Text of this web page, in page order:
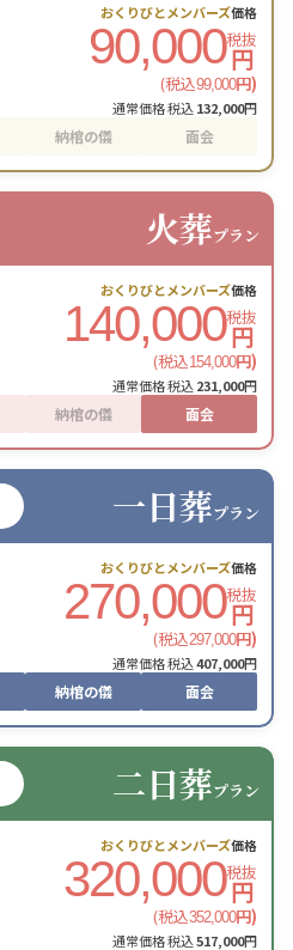
おくりびとメンバーズ価格
90,000税抜
円
(税込99,000円)
通常価格 税込132,000円
納棺の儀 面会
火葬プラン
おくりびとメンバーズ価格
140,000税抜
円
(税込154,000円)
通常価格 税込231,000円
納棺の儀 面会
一日葬プラン
おくりびとメンバーズ価格
270,000税抜
円
(税込297,000円)
通常価格 税込407,000円
納棺の儀 面会
二日葬プラン
おくりびとメンバーズ価格
320,000税抜
円
(税込352,000円)
通常価格 税込517,000円